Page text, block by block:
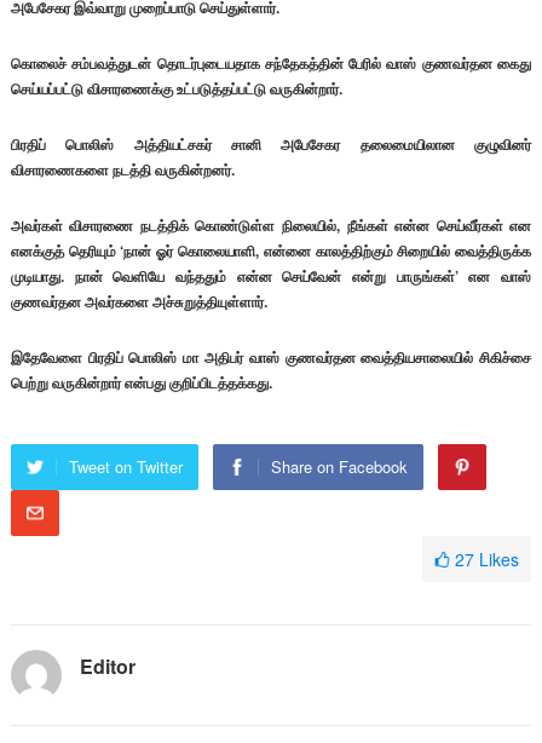
அபேசேகர இவ்வாறு முறைப்பாடு செய்துள்ளார்.
கொலைச் சம்பவத்துடன் தொடர்புடையதாக சந்தேகத்தின் பேரில் வாஸ் குணவர்தன கைது
செய்யப்பட்டு விசாரணைக்கு உட்படுத்தப்பட்டு வருகின்றார்.
பிரதிப் பொலிஸ் அத்தியட்சகர் சானி அபேசேகர தலைமையிலான குழுவினர்
விசாரணைகளை நடத்தி வருகின்றனர்.
அவர்கள் விசாரணை நடத்திக் கொண்டுள்ள நிலையில், நீங்கள் என்ன செய்வீர்கள் என
எனக்குத் தெரியும் ‘நான் ஓர் கொலையாளி, என்னை காலத்திற்கும் சிறையில் வைத்திருக்க
முடியாது. நான் வெளியே வந்ததும் என்ன செய்வேன் என்று பாருங்கள்’ என வாஸ்
குணவர்தன அவர்களை அச்சுறுத்தியுள்ளார்.
இதேவேளை பிரதிப் பொலிஸ் மா அதிபர் வாஸ் குணவர்தன வைத்தியசாலையில் சிகிச்சை
பெற்று வருகின்றார் என்பது குறிப்பிடத்தக்கது.
Tweet on Twitter Share on Facebook
27 Likes
Editor